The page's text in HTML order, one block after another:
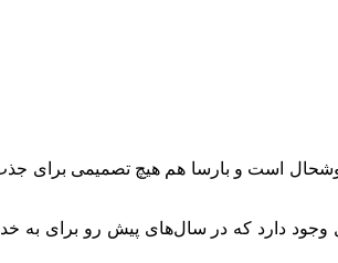
خوشحال است و بارسا هم هیچ تصمیمی برای
دارد که در سال‌های پیش رو برای به